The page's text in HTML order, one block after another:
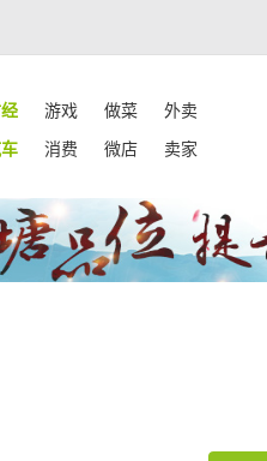
游戏 做菜 外卖
消费 微店 卖家